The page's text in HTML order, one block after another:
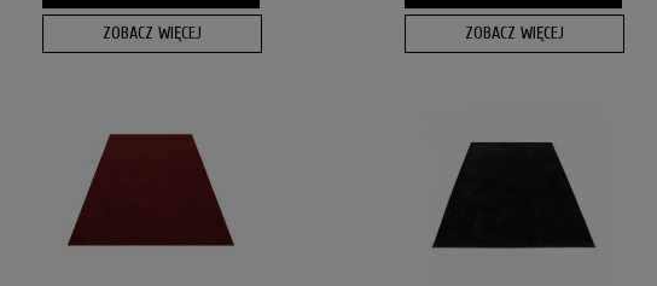
ZOBACZ WIĘCEJ ZOBACZ WIĘCEJ